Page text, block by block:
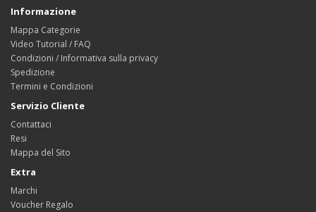
Informazione
Mappa Categorie
Video Tutorial / FAQ
Condizioni / Informativa sulla privacy
Spedizione
Termini e Condizioni
Servizio Cliente
Contattaci
Resi
Mappa del Sito
Extra
Marchi
Voucher Regalo